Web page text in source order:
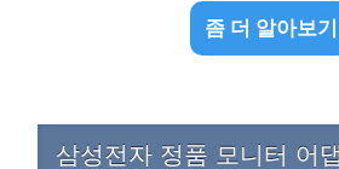
좀 더 알아보기
삼성전자 정품 모니터 어